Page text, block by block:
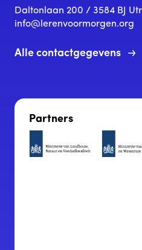
Daltonlaan 200 / 3584 BJ
info@lerenvoormorgen.org
Alle contactgegevens
Partners